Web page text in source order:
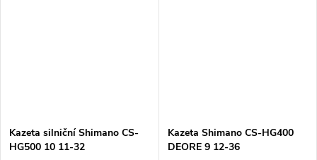
Kazeta silniční Shimano CS-
HG500 10 11-32
Kazeta Shimano CS-HG400
DEORE 9 12-36